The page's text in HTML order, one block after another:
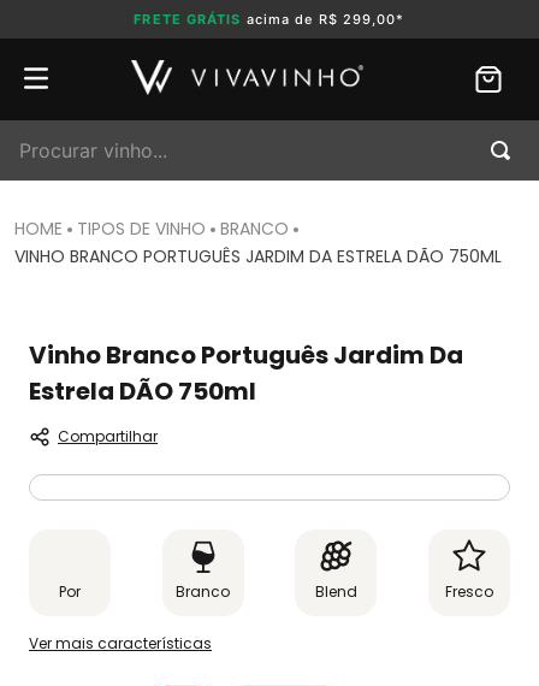
FRETE GRÁTIS acima de R$ 299,00*
TIPOS DE VINHO
BRANCO
VINHO BRANCO PORTUGUÊS JARDIM DA ESTRELA DÃO 750ML
Vinho Branco Português Jardim Da
Estrela DÃO 750ml
Compartilhar
Por Branco Blend Fresco
Ver mais características